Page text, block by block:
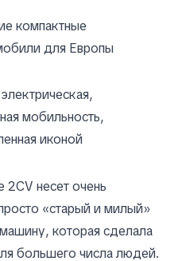
компактные
для Европы
мобильность,
иконой
2CV несет очень
«старый и милый»
которая сделала
большего числа людей.